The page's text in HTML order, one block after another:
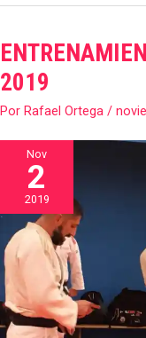
2019
Por Rafael Ortega /
Nov
2
2019
ENTRENAMIENTO
FMJ
NOVIEMBRE
2019